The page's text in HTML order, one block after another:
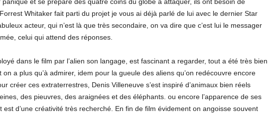
Whitaker fait parti du projet je vous ai déjà parlé de lui avec le dernier Star
acteur, qui n’est là que très secondaire, on va dire que c’est lui le messager
celui qui attend des réponses.
dans le film par l’alien son langage, est fascinant a regarder, tout a été très bien
on a plus qu’à admirer, idem pour la gueule des aliens qu’on redécouvre encore
créer ces extraterrestres, Denis Villeneuve s’est inspiré d’animaux bien réels
des pieuvres, des araignées et des éléphants. ou encore l’apparence de ses
est d’une créativité très recherché. En fin de film évidement on angoisse souvent